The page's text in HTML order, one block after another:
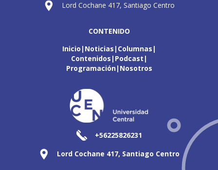
Lord Cochane 417, Santiago Centro
CONTENIDO
Inicio Noticias Columnas
Contenidos Podcast
Programación Nosotros
+56225826231
Lord Cochane 417, Santiago Centro